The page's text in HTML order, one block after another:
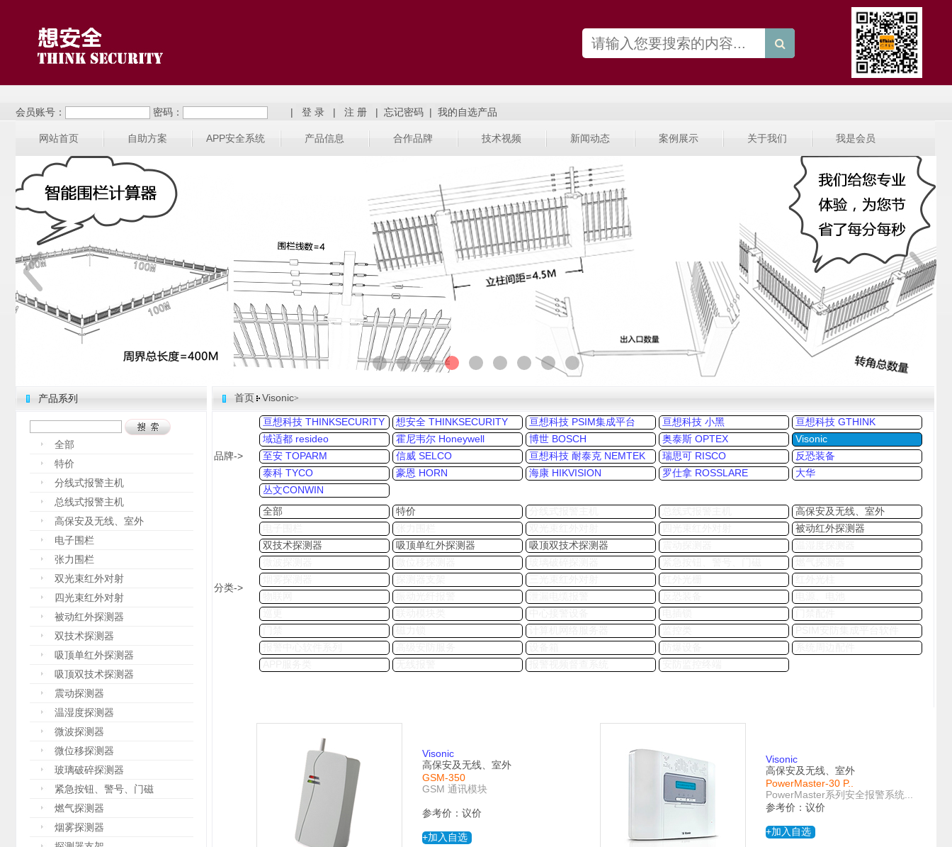
会员账号： 密码： | | | |
网站首页 自助方案 APP安全系统 产品信息 合作品牌 技术视频 新闻动态 案例展示 关于我们 我是会员
产品系列
全部
特价
分线式报警主机
总线式报警主机
高保安及无线、室外
电子围栏
张力围栏
双光束红外对射
四光束红外对射
被动红外探测器
双技术探测器
吸顶单红外探测器
吸顶双技术探测器
震动探测器
温湿度探测器
微波探测器
微位移探测器
玻璃破碎探测器
紧急按钮、警号、门磁
燃气探测器
烟雾探测器
首页 Visonic>
品牌->
亘想科技 THINKSECURITY 想安全 THINKSECURITY 亘想科技 PSIM集成平台 亘想科技 小黑
亘想科技 GTHINK
域适都 resideo
霍尼韦尔 Honeywell 博世 BOSCH 奥泰斯 OPTEX
Visonic
至安 TOPARM
信威 SELCO 亘想科技 耐泰克 NEMTEK 瑞思可 RISCO
反恐装备
泰科 TYCO
豪恩 HORN 海康 HIKVISION 罗仕拿 ROSSLARE
大华
丛文CONWIN
分类->
全部 特价
高保安及无线、室外
被动红外探测器
双技术探测器
吸顶单红外探测器 吸顶双技术探测器
Visonic
高保安及无线、室外
GSM-350
GSM 通讯模块
参考价：议价
+加入自选
Visonic
高保安及无线、室外
PowerMaster-30 P..
PowerMaster系列安全报警系统...
参考价：议价
+加入自选